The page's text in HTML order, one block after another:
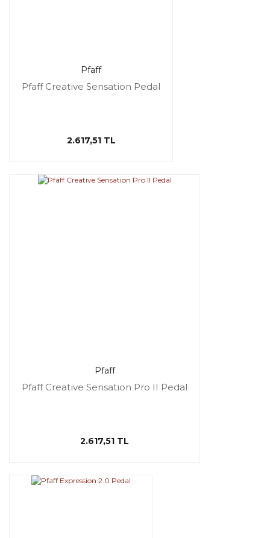
Pfaff
Pfaff Creative Sensation Pedal
2.617,51 TL
Pfaff
Pfaff Creative Sensation Pro II Pedal
2.617,51 TL